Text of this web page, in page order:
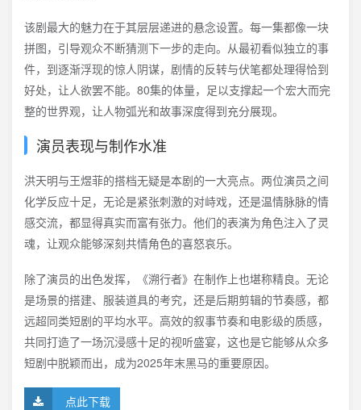
该剧最大的魅力在于其层层递进的悬念设置。每一集都像一块
拼图，引导观众不断猜测下一步的走向。从最初看似独立的事
件，到逐渐浮现的惊人阴谋，剧情的反转与伏笔都处理得恰到
好处，让人欲罢不能。80集的体量，足以支撑起一个宏大而完
整的世界观，让人物弧光和故事深度得到充分展现。
演员表现与制作水准
洪天明与王煜菲的搭档无疑是本剧的一大亮点。两位演员之间
化学反应十足，无论是紧张刺激的对峙戏，还是温情脉脉的情
感交流，都显得真实而富有张力。他们的表演为角色注入了灵
魂，让观众能够深刻共情角色的喜怒哀乐。
除了演员的出色发挥，《溯行者》在制作上也堪称精良。无论
是场景的搭建、服装道具的考究，还是后期剪辑的节奏感，都
远超同类短剧的平均水平。高效的叙事节奏和电影级的质感，
共同打造了一场沉浸感十足的视听盛宴，这也是它能够从众多
短剧中脱颖而出，成为2025年末黑马的重要原因。
点此下载